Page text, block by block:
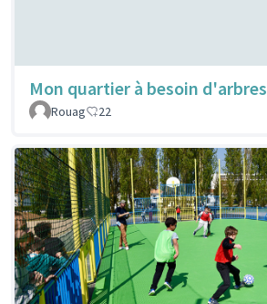
Mon quartier à besoin d'arbres
Rouag
22